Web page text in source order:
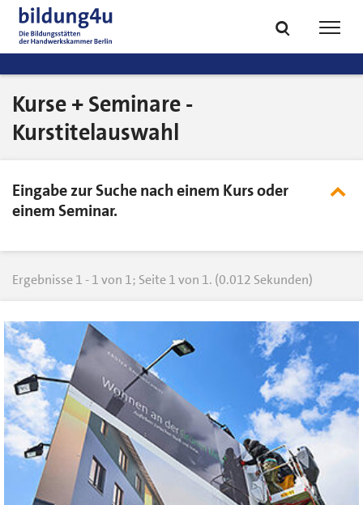
zum
Inhalt
springen
Fußzeile
springen
Suche
Kurse + Seminare -
Kurstitelauswahl
Eingabe zur Suche nach einem Kurs oder
einem Seminar.
Ergebnisse 1 - 1 von 1; Seite 1 von 1. (0.012 Sekunden)